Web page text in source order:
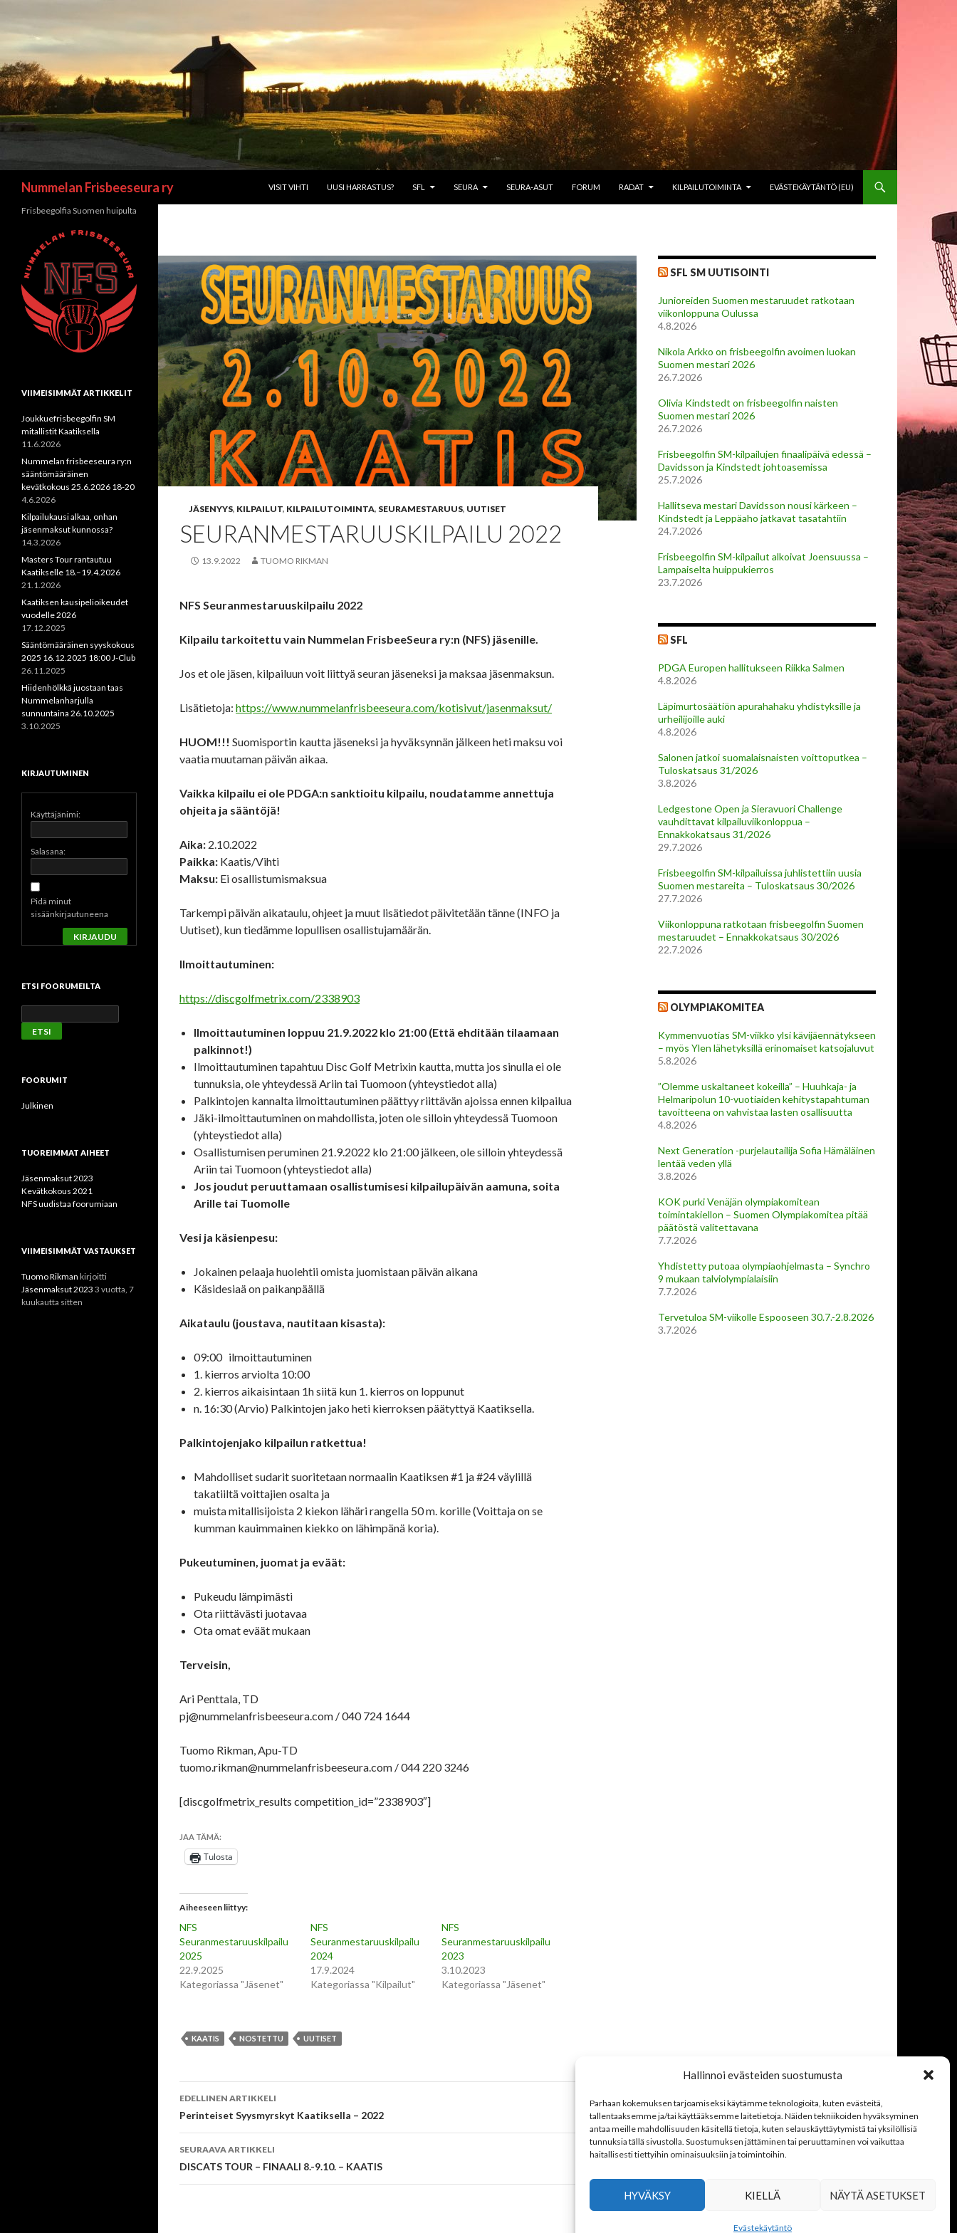
Hallinnoi evästeiden suostumusta
Parhaan kokemuksen tarjoamiseksi käytämme teknologioita, kuten evästeitä,
tallentaaksemme ja/tai käyttääksemme laitetietoja. Näiden tekniikoiden hyväksyminen
antaa meille mahdollisuuden käsitellä tietoja, kuten selauskäyttäytymistä tai yksilöllisiä
tunnuksia tällä sivustolla. Suostumuksen jättäminen tai peruuttaminen voi vaikuttaa
haitallisesti tiettyihin ominaisuuksiin ja toimintoihin.
HYVÄKSY KIELLÄ NÄYTÄ ASETUKSET
Evästekäytäntö
Nummelan Frisbeeseura ry
VISIT VIHTI
UUSI HARRASTUS? SFL SEURA SEURA-ASUT FORUM RADAT KILPAILUTOIMINTA EVÄSTEKÄYTÄNTÖ (EU)
JÄSENYYS, KILPAILUT, KILPAILUTOIMINTA, SEURAMESTARUUS, UUTISET
SEURANMESTARUUSKILPAILU 2022
13.9.2022 TUOMO RIKMAN
NFS Seuranmestaruuskilpailu 2022
Kilpailu tarkoitettu vain Nummelan FrisbeeSeura ry:n (NFS) jäsenille.
Jos et ole jäsen, kilpailuun voit liittyä seuran jäseneksi ja maksaa jäsenmaksun.
Lisätietoja: https://www.nummelanfrisbeeseura.com/kotisivut/jasenmaksut/
HUOM!!! Suomisportin kautta jäseneksi ja hyväksynnän jälkeen heti maksu voi
vaatia muutaman päivän aikaa.
Vaikka kilpailu ei ole PDGA:n sanktioitu kilpailu, noudatamme annettuja
ohjeita ja sääntöjä!
Aika: 2.10.2022
Paikka: Kaatis/Vihti
Maksu: Ei osallistumismaksua
Tarkempi päivän aikataulu, ohjeet ja muut lisätiedot päivitetään tänne (INFO ja
Uutiset), kun tiedämme lopullisen osallistujamäärän.
Ilmoittautuminen:
https://discgolfmetrix.com/2338903
Ilmoittautuminen loppuu 21.9.2022 klo 21:00 (Että ehditään tilaamaan
palkinnot!)
Ilmoittautuminen tapahtuu Disc Golf Metrixin kautta, mutta jos sinulla ei ole
tunnuksia, ole yhteydessä Ariin tai Tuomoon (yhteystiedot alla)
Palkintojen kannalta ilmoittautuminen päättyy riittävän ajoissa ennen kilpailua
Jäki-ilmoittautuminen on mahdollista, joten ole silloin yhteydessä Tuomoon
(yhteystiedot alla)
Osallistumisen peruminen 21.9.2022 klo 21:00 jälkeen, ole silloin yhteydessä
Ariin tai Tuomoon (yhteystiedot alla)
Jos joudut peruuttamaan osallistumisesi kilpailupäivän aamuna, soita
Arille tai Tuomolle
Vesi ja käsienpesu:
Jokainen pelaaja huolehtii omista juomistaan päivän aikana
Käsidesiaä on paikanpäällä
Aikataulu (joustava, nautitaan kisasta):
09:00 ilmoittautuminen
1. kierros arviolta 10:00
2. kierros aikaisintaan 1h siitä kun 1. kierros on loppunut
n. 16:30 (Arvio) Palkintojen jako heti kierroksen päätyttyä Kaatiksella.
Palkintojenjako kilpailun ratkettua!
Mahdolliset sudarit suoritetaan normaalin Kaatiksen #1 ja #24 väylillä
takatiiltä voittajien osalta ja
muista mitallisijoista 2 kiekon lähäri rangella 50 m. korille (Voittaja on se
kumman kauimmainen kiekko on lähimpänä koria).
Pukeutuminen, juomat ja eväät:
Pukeudu lämpimästi
Ota riittävästi juotavaa
Ota omat eväät mukaan
Terveisin,
Ari Penttala, TD
pj@nummelanfrisbeeseura.com / 040 724 1644
Tuomo Rikman, Apu-TD
tuomo.rikman@nummelanfrisbeeseura.com / 044 220 3246
[discgolfmetrix_results competition_id=”2338903″]
JAA TÄMÄ:
Tulosta
Aiheeseen liittyy
NFS
Seuranmestaruuskilpailu
2025
22.9.2025
Kategoriassa "Jäsenet"
NFS
Seuranmestaruuskilpailu
2024
17.9.2024
Kategoriassa "Kilpailut"
NFS
Seuranmestaruuskilpailu
2023
3.10.2023
Kategoriassa "Jäsenet"
KAATIS NOSTETTU UUTISET
Artikkelien
selaus
EDELLINEN ARTIKKELI
Perinteiset Syysmyrskyt Kaatiksella – 2022
SEURAAVA ARTIKKELI
DISCATS TOUR – FINAALI 8.-9.10. – KAATIS
SFL SM UUTISOINTI
Junioreiden Suomen mestaruudet ratkotaan
viikonloppuna Oulussa
4.8.2026
Nikola Arkko on frisbeegolfin avoimen luokan
Suomen mestari 2026
26.7.2026
Olivia Kindstedt on frisbeegolfin naisten
Suomen mestari 2026
26.7.2026
Frisbeegolfin SM-kilpailujen finaalipäivä edessä –
Davidsson ja Kindstedt johtoasemissa
25.7.2026
Hallitseva mestari Davidsson nousi kärkeen –
Kindstedt ja Leppäaho jatkavat tasatahtiin
24.7.2026
Frisbeegolfin SM-kilpailut alkoivat Joensuussa –
Lampaiselta huippukierros
23.7.2026
SFL
PDGA Europen hallitukseen Riikka Salmen
4.8.2026
Läpimurtosäätiön apurahahaku yhdistyksille ja
urheilijoille auki
4.8.2026
Salonen jatkoi suomalaisnaisten voittoputkea –
Tuloskatsaus 31/2026
3.8.2026
Ledgestone Open ja Sieravuori Challenge
vauhdittavat kilpailuviikonloppua –
Ennakkokatsaus 31/2026
29.7.2026
Frisbeegolfin SM-kilpailuissa juhlistettiin uusia
Suomen mestareita – Tuloskatsaus 30/2026
27.7.2026
Viikonloppuna ratkotaan frisbeegolfin Suomen
mestaruudet – Ennakkokatsaus 30/2026
22.7.2026
OLYMPIAKOMITEA
Kymmenvuotias SM-viikko ylsi kävijäennätykseen
– myös Ylen lähetyksillä erinomaiset katsojaluvut
5.8.2026
”Olemme uskaltaneet kokeilla” – Huuhkaja- ja
Helmaripolun 10-vuotiaiden kehitystapahtuman
tavoitteena on vahvistaa lasten osallisuutta
4.8.2026
Next Generation -purjelautailija Sofia Hämäläinen
lentää veden yllä
3.8.2026
KOK purki Venäjän olympiakomitean
toimintakiellon – Suomen Olympiakomitea pitää
päätöstä valitettavana
7.7.2026
Yhdistetty putoaa olympiaohjelmasta – Synchro
9 mukaan talviolympialaisiin
7.7.2026
Tervetuloa SM-viikolle Espooseen 30.7.-2.8.2026
3.7.2026
Frisbeegolfia Suomen huipulta
VIIMEISIMMÄT ARTIKKELIT
Joukkuefrisbeegolfin SM
mitallistit Kaatiksella
11.6.2026
Nummelan frisbeeseura ry:n
sääntömääräinen
kevätkokous 25.6.2026 18-20
4.6.2026
Kilpailukausi alkaa, onhan
jäsenmaksut kunnossa?
14.3.2026
Masters Tour rantautuu
Kaatikselle 18.–19.4.2026
21.1.2026
Kaatiksen kausipelioikeudet
vuodelle 2026
17.12.2025
Sääntömääräinen syyskokous
2025 16.12.2025 18:00 J-Club
26.11.2025
Hiidenhölkkä juostaan taas
Nummelanharjulla
sunnuntaina 26.10.2025
3.10.2025
KIRJAUTUMINEN
Käyttäjänimi:
Salasana:
Pidä minut
sisäänkirjautuneena
KIRJAUDU
ETSI FOORUMEILTA
FOORUMIT
Julkinen
TUOREIMMAT AIHEET
Jäsenmaksut 2023
Kevätkokous 2021
NFS uudistaa foorumiaan
VIIMEISIMMÄT VASTAUKSET
Tuomo Rikman kirjoitti
Jäsenmaksut 2023 3 vuotta, 7
kuukautta sitten